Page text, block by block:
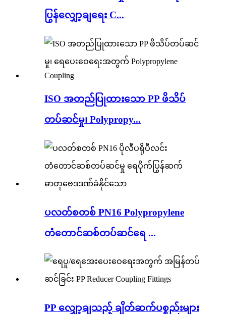
ပြွန်လျှော့ချရေး C...
ISO အတည်ပြုထားသော PP ဖိသိပ်
တပ်ဆင်မှု၊ Polypropy...
ပလတ်စတစ် PN16 Polypropylene
တံတောင်ဆစ်တပ်ဆင်ရေ ...
PP လျှော့ချသည့် ချိတ်ဆက်ပစ္စည်းများ